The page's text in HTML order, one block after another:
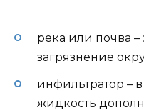
река или почва
загрязнение
инфильтратор –
жидкость